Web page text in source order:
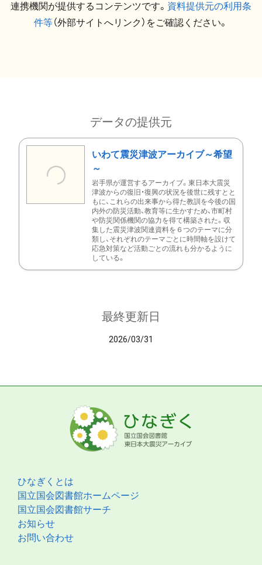
連携機関が提供するコンテンツです。 資料提供元の利用条
件等（外部サイトへリンク）をご確認ください。
データの提供元
いわて震災津波アーカイブ～希望
～
岩手県が運営するアーカイブ。東日本大震災
津波からの復旧・復興の状況を後世に残すとと
もに、これらの出来事から得た教訓を今後の国
内外の防災活動、教育等に生かすため、市町村
や防災関係機関の協力を得て構築された。収
集した震災津波関連資料を６つのテーマに分
類し、それぞれのテーマごとに時間軸を設けて
応急対策など活動ごとの流れも分かるように
している。
最終更新日
2026/03/31
ひなぎくとは
国立国会図書館ホームページ
国立国会図書館サーチ
お知らせ
お問い合わせ